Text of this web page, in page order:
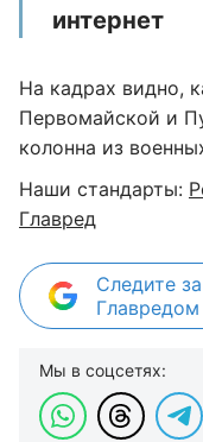
интернет
На кадрах видно,
Первомайской и
колонна из
Наши стандарты:
Главред
Следите
Мы в соцсетях: